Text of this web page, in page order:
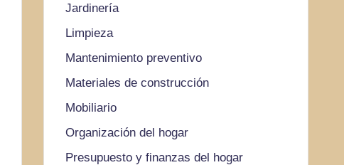
Jardinería
Limpieza
Mantenimiento preventivo
Materiales de construcción
Mobiliario
Organización del hogar
Presupuesto y finanzas del hogar